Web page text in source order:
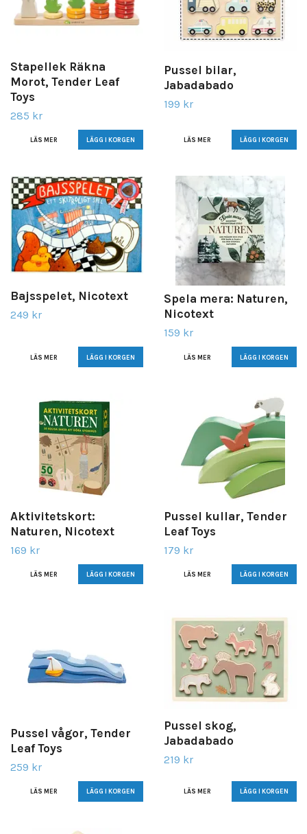
Stapellek Räkna
Morot, Tender Leaf
Toys
285 kr
LÄS MER
Pussel bilar,
Jabadabado
199 kr
LÄS MER
Bajsspelet, Nicotext
249 kr
LÄS MER
Spela mera: Naturen,
Nicotext
159 kr
LÄS MER
Aktivitetskort:
Naturen, Nicotext
169 kr
LÄS MER
Pussel kullar, Tender
Leaf Toys
179 kr
LÄS MER
Pussel vågor, Tender
Leaf Toys
259 kr
LÄS MER
Pussel skog,
Jabadabado
219 kr
LÄS MER